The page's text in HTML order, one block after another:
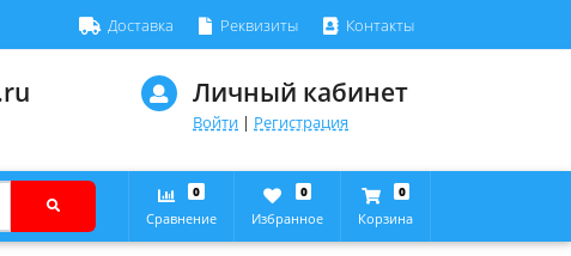
Доставка Реквизиты Контакты
Личный кабинет
Войти | Регистрация
0
Сравнение
0
Избранное
0
Корзина